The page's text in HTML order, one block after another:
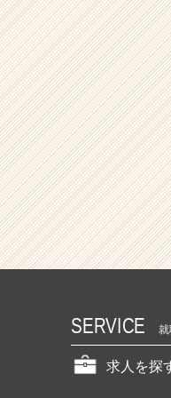
SERVICE 就
求人を探